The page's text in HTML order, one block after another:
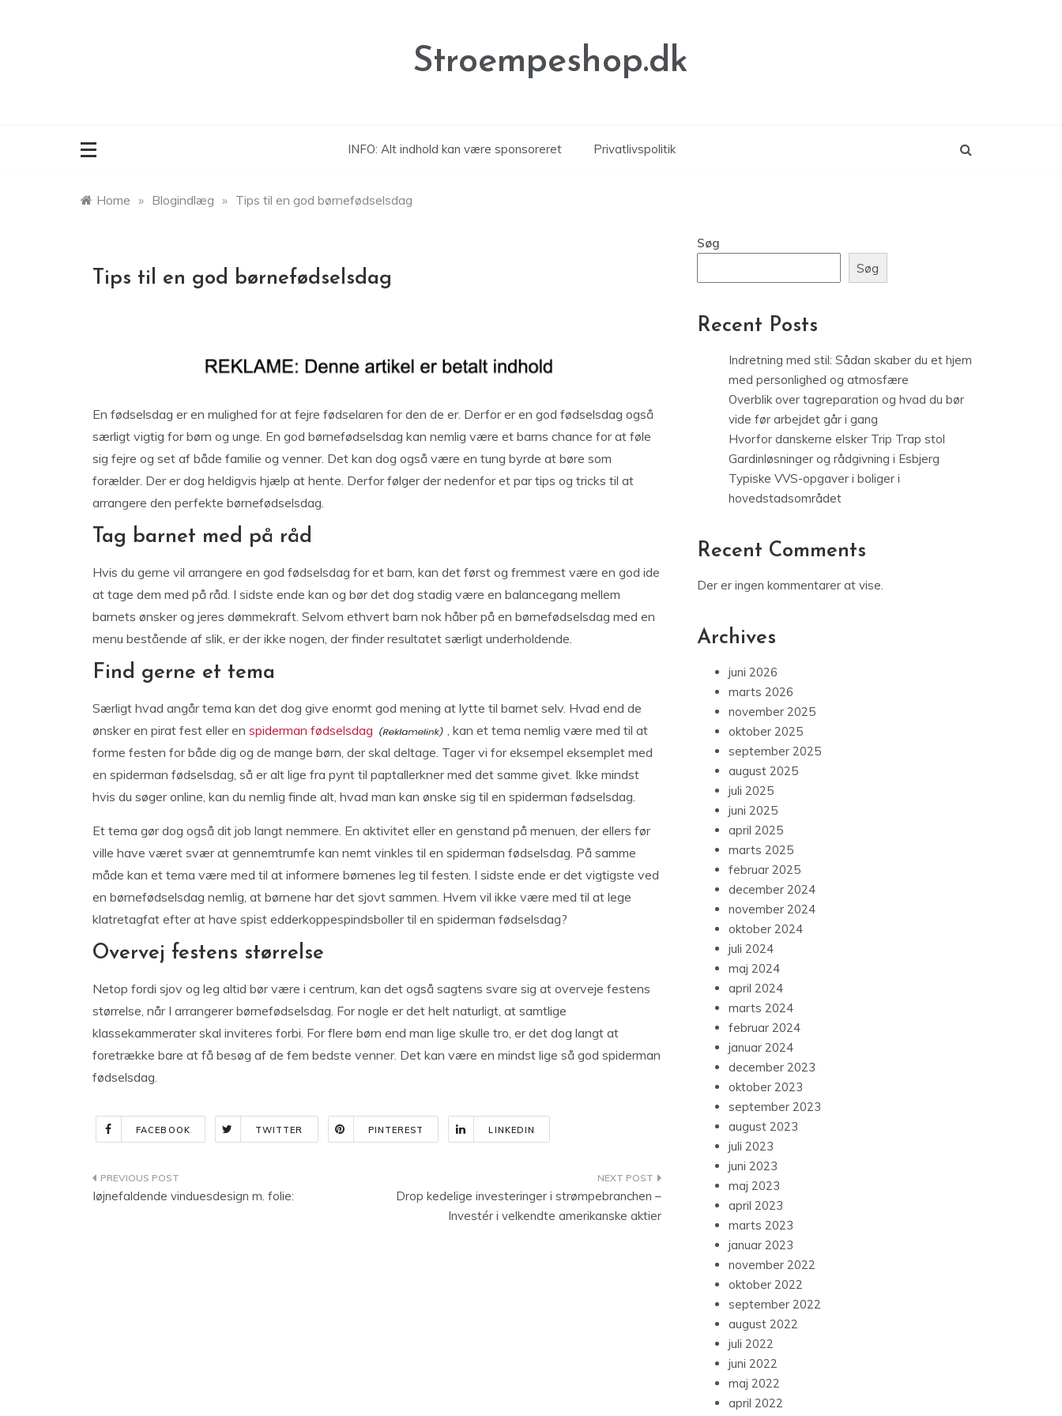
Stroempeshop.dk
INFO: Alt indhold kan være sponsoreret Privatlivspolitik
Home » Blogindlæg » Tips til en god børnefødselsdag
Tips til en god børnefødselsdag
En fødselsdag er en mulighed for at fejre fødselaren for den de er. Derfor er en god fødselsdag også
særligt vigtig for børn og unge. En god børnefødselsdag kan nemlig være et barns chance for at føle
sig fejre og set af både familie og venner. Det kan dog også være en tung byrde at børe som
forælder. Der er dog heldigvis hjælp at hente. Derfor følger der nedenfor et par tips og tricks til at
arrangere den perfekte børnefødselsdag.
Tag barnet med på råd
Hvis du gerne vil arrangere en god fødselsdag for et barn, kan det først og fremmest være en god ide
at tage dem med på råd. I sidste ende kan og bør det dog stadig være en balancegang mellem
barnets ønsker og jeres dømmekraft. Selvom ethvert barn nok håber på en børnefødselsdag med en
menu bestående af slik, er der ikke nogen, der finder resultatet særligt underholdende.
Find gerne et tema
Særligt hvad angår tema kan det dog give enormt god mening at lytte til barnet selv. Hvad end de
ønsker en pirat fest eller en spiderman fødselsdag
, kan et tema nemlig være med til at
forme festen for både dig og de mange børn, der skal deltage. Tager vi for eksempel eksemplet med
en spiderman fødselsdag, så er alt lige fra pynt til paptallerkner med det samme givet. Ikke mindst
hvis du søger online, kan du nemlig finde alt, hvad man kan ønske sig til en spiderman fødselsdag.
Et tema gør dog også dit job langt nemmere. En aktivitet eller en genstand på menuen, der ellers før
ville have været svær at gennemtrumfe kan nemt vinkles til en spiderman fødselsdag. På samme
måde kan et tema være med til at informere børnenes leg til festen. I sidste ende er det vigtigste ved
en børnefødselsdag nemlig, at børnene har det sjovt sammen. Hvem vil ikke være med til at lege
klatretagfat efter at have spist edderkoppespindsboller til en spiderman fødselsdag?
Overvej festens størrelse
Netop fordi sjov og leg altid bør være i centrum, kan det også sagtens svare sig at overveje festens
størrelse, når I arrangerer børnefødselsdag. For nogle er det helt naturligt, at samtlige
klassekammerater skal inviteres forbi. For flere børn end man lige skulle tro, er det dog langt at
foretrække bare at få besøg af de fem bedste venner. Det kan være en mindst lige så god spiderman
fødselsdag.
FACEBOOK TWITTER PINTEREST LINKEDIN
Indlægsnavigation
Iøjnefaldende vinduesdesign m. folie:
Drop kedelige investeringer i strømpebranchen –
Investér i velkendte amerikanske aktier
Søg
Søg
Recent Posts
Indretning med stil: Sådan skaber du et hjem
med personlighed og atmosfære
Overblik over tagreparation og hvad du bør
vide før arbejdet går i gang
Hvorfor danskerne elsker Trip Trap stol
Gardinløsninger og rådgivning i Esbjerg
Typiske VVS-opgaver i boliger i
hovedstadsområdet
Recent Comments
Der er ingen kommentarer at vise.
Archives
juni 2026
marts 2026
november 2025
oktober 2025
september 2025
august 2025
juli 2025
juni 2025
april 2025
marts 2025
februar 2025
december 2024
november 2024
oktober 2024
juli 2024
maj 2024
april 2024
marts 2024
februar 2024
januar 2024
december 2023
oktober 2023
september 2023
august 2023
juli 2023
juni 2023
maj 2023
april 2023
marts 2023
januar 2023
november 2022
oktober 2022
september 2022
august 2022
juli 2022
juni 2022
maj 2022
april 2022